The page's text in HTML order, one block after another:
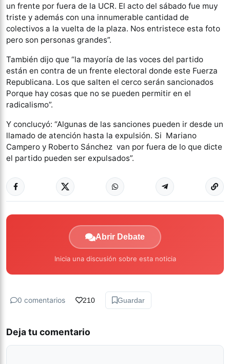
un frente por fuera de la UCR. El acto del sábado fue muy
triste y además con una innumerable cantidad de
colectivos a la vuelta de la plaza. Nos entristece esta foto
pero son personas grandes”.
También dijo que “la mayoría de las voces del partido
están en contra de un frente electoral donde este Fuerza
Republicana. Los que salten el cerco serán sancionados
Porque hay cosas que no se pueden permitir en el
radicalismo”.
Y conclucyó: “Algunas de las sanciones pueden ir desde un
llamado de atención hasta la expulsión. Si Mariano
Campero y Roberto Sánchez van por fuera de lo que dicte
el partido pueden ser expulsados”.
Abrir Debate
Inicia una discusión sobre esta noticia
0 comentarios 210 Guardar
Deja tu comentario